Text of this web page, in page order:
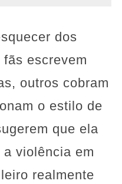
dos
escrevem
outros cobram
o estilo de
que ela
a violência em
realmente